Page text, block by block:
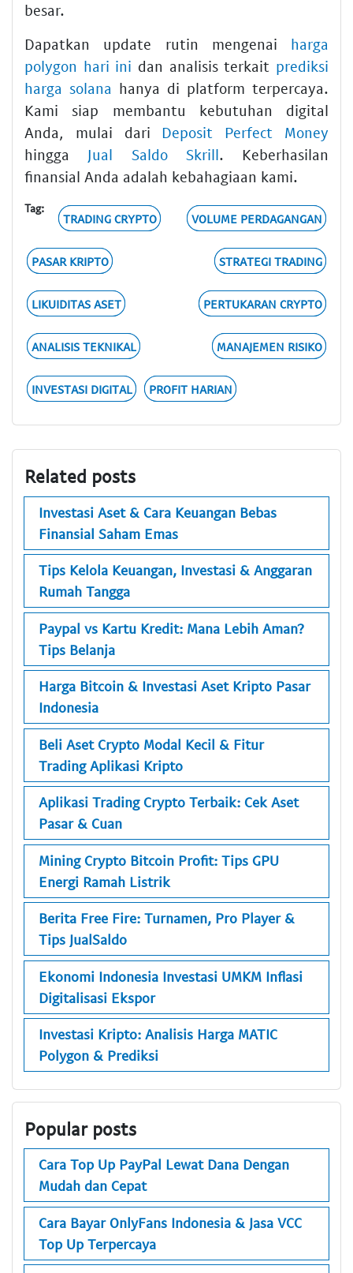
besar.
Dapatkan update rutin mengenai harga
polygon hari ini dan analisis terkait prediksi
harga solana hanya di platform terpercaya.
Kami siap membantu kebutuhan digital
Anda, mulai dari Deposit Perfect Money
hingga Jual Saldo Skrill. Keberhasilan
finansial Anda adalah kebahagiaan kami.
Tag:
TRADING CRYPTO VOLUME PERDAGANGAN
PASAR KRIPTO STRATEGI TRADING
LIKUIDITAS ASET PERTUKARAN CRYPTO
ANALISIS TEKNIKAL MANAJEMEN RISIKO
INVESTASI DIGITAL PROFIT HARIAN
Related posts
Investasi Aset & Cara Keuangan Bebas
Finansial Saham Emas
Tips Kelola Keuangan, Investasi & Anggaran
Rumah Tangga
Paypal vs Kartu Kredit: Mana Lebih Aman?
Tips Belanja
Harga Bitcoin & Investasi Aset Kripto Pasar
Indonesia
Beli Aset Crypto Modal Kecil & Fitur
Trading Aplikasi Kripto
Aplikasi Trading Crypto Terbaik: Cek Aset
Pasar & Cuan
Mining Crypto Bitcoin Profit: Tips GPU
Energi Ramah Listrik
Berita Free Fire: Turnamen, Pro Player &
Tips JualSaldo
Ekonomi Indonesia Investasi UMKM Inflasi
Digitalisasi Ekspor
Investasi Kripto: Analisis Harga MATIC
Polygon & Prediksi
Popular posts
Cara Top Up PayPal Lewat Dana Dengan
Mudah dan Cepat
Cara Bayar OnlyFans Indonesia & Jasa VCC
Top Up Terpercaya